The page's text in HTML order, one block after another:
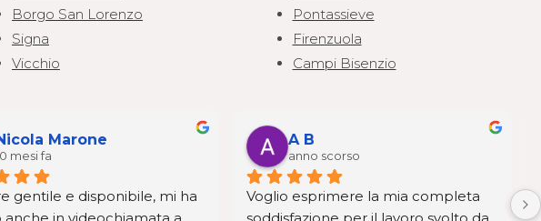
Borgo San Lorenzo
Signa
Vicchio
Pontassieve
Firenzuola
Campi Bisenzio
Marone
mesi fa
gentile e disponibile, mi ha
A B
anno scorso
Voglio esprimere la mia completa